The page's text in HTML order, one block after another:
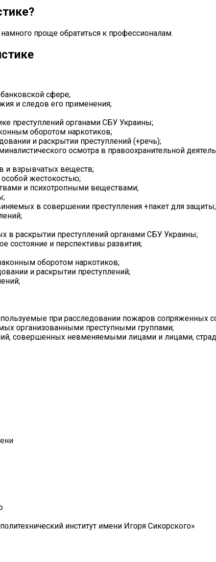
проще обратиться к профессионалам.
сфере;
и следов его применения;
преступлений органами СБУ Украины;
оборотом наркотиков;
и раскрытии преступлений (+речь);
осмотра в правоохранительной
и взрывчатых веществ;
жестокостью;
и психотропными веществами;
в совершении преступления +пакет для защиты;
в раскрытии преступлений органами СБУ Украины;
состояние и перспективы развития;
оборотом наркотиков;
и раскрытии преступлений;
при расследовании пожаров сопряженных
организованными преступными группами;
совершенных невменяемыми лицами и лицами,
институт имени Игоря Сикорского»